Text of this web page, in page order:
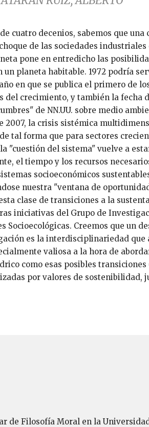
de las sociedades
pone en entredicho las
un planeta habitable. 1972 podría
en que se publica el primero de
del crecimiento, y también la fecha
de NN.UU. sobre medio
2007, la crisis sistémica
tal forma que para sectores
"cuestión del sistema" vuelve a
el tiempo y los recursos
socioeconómicos
nuestra "ventana de
clase de transiciones a la
iniciativas del Grupo de
Socioecológicas. Creemos que un
es la interdisciplinariedad que
valiosa a la hora de
como esas posibles
por valores de sostenibilidad,
de Filosofía Moral en la